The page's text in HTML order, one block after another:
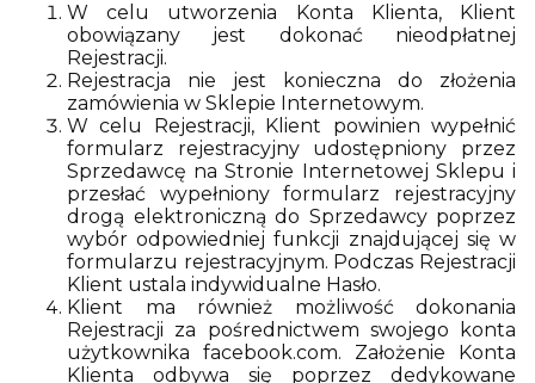
W celu utworzenia Konta Klienta, Klient
obowiązany jest dokonać nieodpłatnej
Rejestracji.
Rejestracja nie jest konieczna do złożenia
zamówienia w Sklepie Internetowym.
W celu Rejestracji, Klient powinien wypełnić
formularz rejestracyjny udostępniony przez
Sprzedawcę na Stronie Internetowej Sklepu i
przesłać wypełniony formularz rejestracyjny
drogą elektroniczną do Sprzedawcy poprzez
wybór odpowiedniej funkcji znajdującej się w
formularzu rejestracyjnym. Podczas Rejestracji
Klient ustala indywidualne Hasło.
Klient ma również możliwość dokonania
Rejestracji za pośrednictwem swojego konta
użytkownika facebook.com. Założenie Konta
Klienta odbywa się poprzez dedykowane